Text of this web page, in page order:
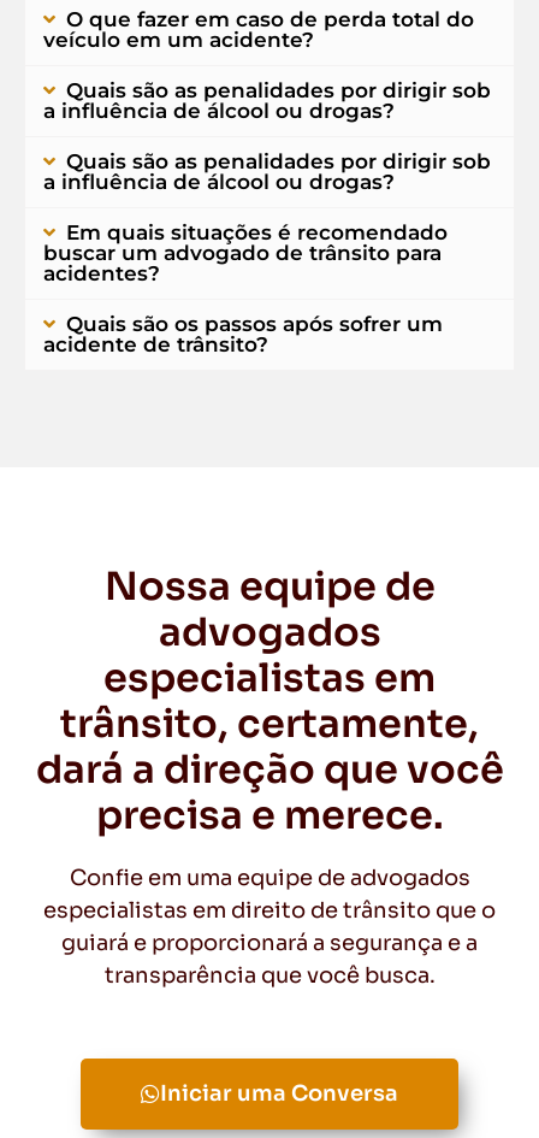
O que fazer em caso de perda total do
veículo em um acidente?
Quais são as penalidades por dirigir sob
a influência de álcool ou drogas?
Quais são as penalidades por dirigir sob
a influência de álcool ou drogas?
Em quais situações é recomendado
buscar um advogado de trânsito para
acidentes?
Quais são os passos após sofrer um
acidente de trânsito?
Nossa equipe de
advogados
especialistas em
trânsito, certamente,
dará a direção que você
precisa e merece.
Confie em uma equipe de advogados
especialistas em direito de trânsito que o
guiará e proporcionará a segurança e a
transparência que você busca.
Iniciar uma Conversa